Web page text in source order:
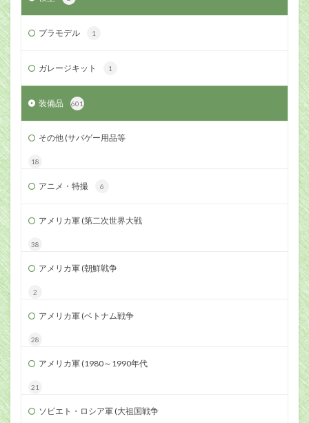
プラモデル 1
ガレージキット 1
装備品 601
その他 (サバゲー用品等
18
アニメ・特撮 6
アメリカ軍 (第二次世界大戦
38
アメリカ軍 (朝鮮戦争
2
アメリカ軍 (ベトナム戦争
28
アメリカ軍 (1980～1990年代
21
ソビエト・ロシア軍 (大祖国戦争